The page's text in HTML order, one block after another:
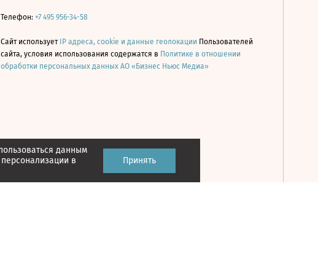
данным
в
Принять
Телефон: +7 495 956-34-58
Сайт использует IP адреса, cookie и данные геолокации Пользователей
сайта, условия использования содержатся в Политике в отношении
обработки персональных данных АО «Бизнес Ньюс Медиа»